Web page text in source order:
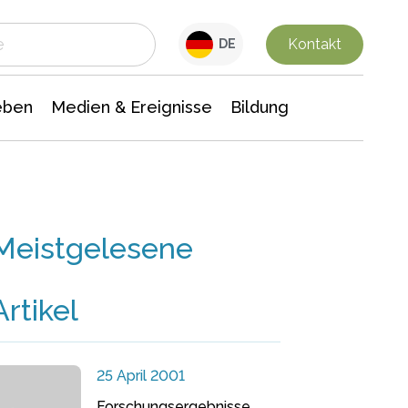
DE Kontakt
Medien & Ereignisse Bildung
25 April 2001